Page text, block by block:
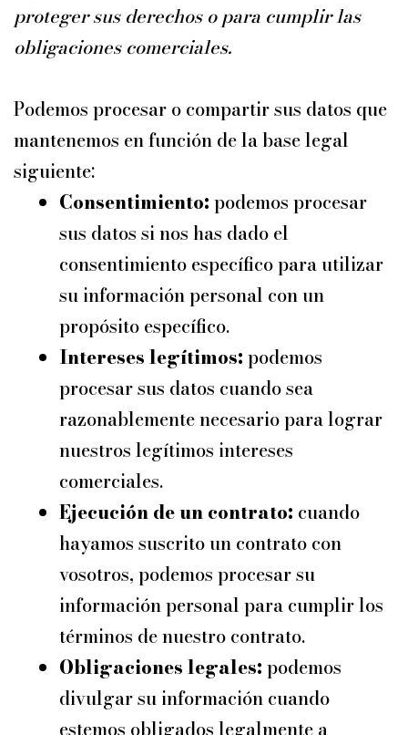
proteger sus derechos o para cumplir las
obligaciones comerciales.
Podemos procesar o compartir sus datos que
mantenemos en función de la base legal
siguiente:
Consentimiento:podemos procesar
sus datos si nos has dado el
consentimiento específico para utilizar
su información personal con un
propósito específico.
Intereses legítimos:podemos
procesar sus datos cuando sea
razonablemente necesario para lograr
nuestros legítimos intereses
comerciales.
Ejecución de un contrato: cuando
hayamos suscrito un contrato con
vosotros, podemos procesar su
información personal para cumplir los
términos de nuestro contrato.
Obligaciones legales:podemos
divulgar su información cuando
estemos obligados legalmente a